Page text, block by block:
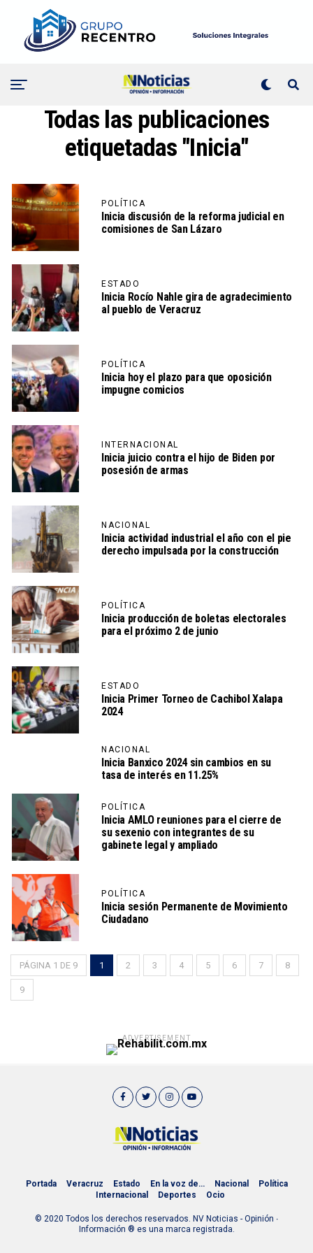
Todas las publicaciones
etiquetadas "Inicia"
POLÍTICA
Inicia discusión de la reforma judicial en
comisiones de San Lázaro
ESTADO
Inicia Rocío Nahle gira de agradecimiento
al pueblo de Veracruz
POLÍTICA
Inicia hoy el plazo para que oposición
impugne comicios
INTERNACIONAL
Inicia juicio contra el hijo de Biden por
posesión de armas
NACIONAL
Inicia actividad industrial el año con el pie
derecho impulsada por la construcción
POLÍTICA
Inicia producción de boletas electorales
para el próximo 2 de junio
ESTADO
Inicia Primer Torneo de Cachibol Xalapa
2024
NACIONAL
Inicia Banxico 2024 sin cambios en su
tasa de interés en 11.25%
POLÍTICA
Inicia AMLO reuniones para el cierre de
su sexenio con integrantes de su
gabinete legal y ampliado
POLÍTICA
Inicia sesión Permanente de Movimiento
Ciudadano
PÁGINA 1 DE 9 1 2 3 4 5 6 7 8
9
ADVERTISEMENT
Portada Veracruz Estado En la voz de… Nacional
Política
Internacional
Deportes Ocio
© 2020 Todos los derechos reservados. NV Noticias - Opinión ∙
Información ® es una marca registrada.